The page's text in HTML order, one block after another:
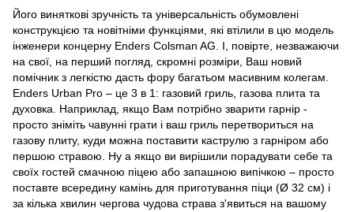
Його виняткові зручність та універсальність обумовлені
конструкцією та новітніми функціями, які втілили в цю модель
інженери концерну Enders Colsman AG. І, повірте, незважаючи
на свої, на перший погляд, скромні розміри, Ваш новий
помічник з легкістю дасть фору багатьом масивним колегам.
Enders Urban Pro – це 3 в 1: газовий гриль, газова плита та
духовка. Наприклад, якщо Вам потрібно зварити гарнір -
просто зніміть чавунні грати і ваш гриль перетвориться на
газову плиту, куди можна поставити каструлю з гарніром або
першою стравою. Ну а якщо ви вирішили порадувати себе та
своїх гостей смачною піцею або запашною випічкою – просто
поставте всередину камінь для приготування піци (Ø 32 см) і
за кілька хвилин чергова чудова страва з'явиться на вашому